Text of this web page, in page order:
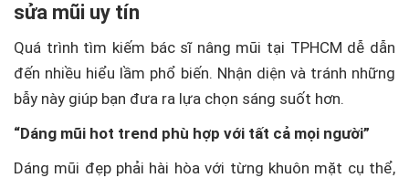
sửa mũi uy tín
Quá trình tìm kiếm bác sĩ nâng mũi tại TPHCM dễ dẫn
đến nhiều hiểu lầm phổ biến. Nhận diện và tránh những
bẫy này giúp bạn đưa ra lựa chọn sáng suốt hơn.
“Dáng mũi hot trend phù hợp với tất cả mọi người”
Dáng mũi đẹp phải hài hòa với từng khuôn mặt cụ thể,